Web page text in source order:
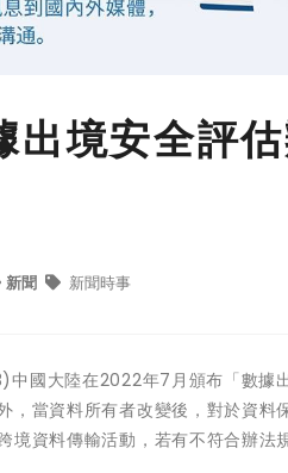
出境安全評
新聞 新聞時事
國大陸在2022年7月頒布「數據
，當資料所有者改變後，對於資
資料傳輸活動，若有不符合辦法